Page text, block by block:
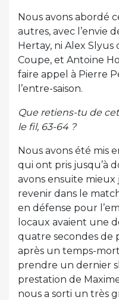
Nous avons abordé
autres, avec l’envie
Hertay, ni Alex Slyus
Coupe, et Antoine
faire appel à Pierre
l’entre-saison.
Que retiens-tu de
le fil, 63-64 ?
Nous avons été mis
qui ont pris jusqu’à
avons ensuite
revenir dans le
en défense pour
locaux avaient une
quatre secondes de
après un temps-mort
prendre un dernier
prestation de
nous a sorti un très